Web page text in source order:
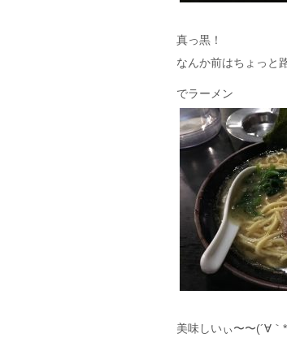
真っ黒！
なんか前はちょっと
でラーメン
美味しいぃ〜〜(´∀｀